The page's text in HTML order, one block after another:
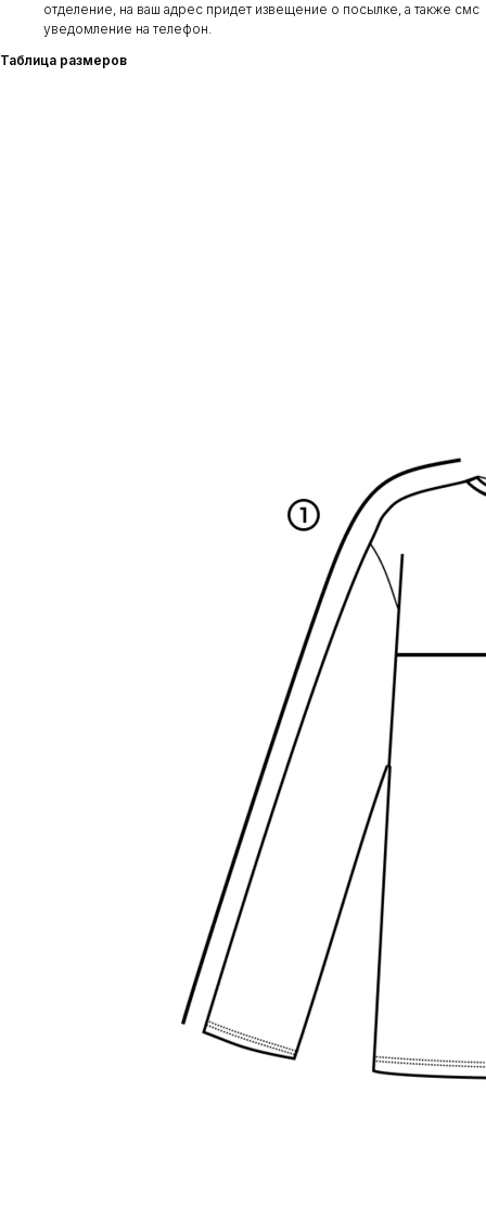
отделение, на ваш адрес придет извещение о посылке, а также смс
уведомление на телефон.
Таблица размеров